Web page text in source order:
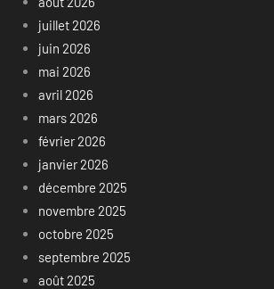
juillet 2026
juin 2026
mai 2026
avril 2026
mars 2026
février 2026
janvier 2026
décembre 2025
novembre 2025
octobre 2025
septembre 2025
août 2025